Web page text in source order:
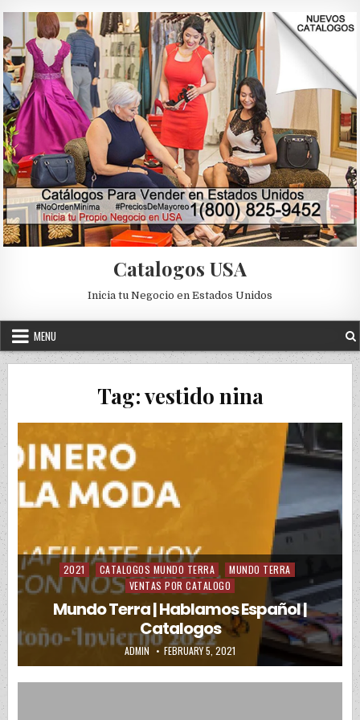
Catalogos USA
Inicia tu Negocio en Estados Unidos
MENU
Tag:vestido nina
Posted in
2021 CATALOGOS MUNDO TERRA
MUNDO TERRA
VENTAS POR CATALOGO
Mundo Terra | Hablamos Español |
Catalogos
AUTHOR:
ADMIN PUBLISHED DATE:
FEBRUARY 5, 2021